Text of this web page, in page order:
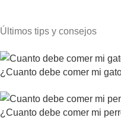
Últimos tips y consejos
¿Cuanto debe comer mi
¿Cuanto debe comer mi